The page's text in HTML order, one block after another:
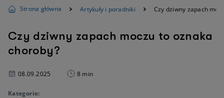
Strona główna Artykuły i poradniki Czy dziwny zapach
Czy dziwny zapach moczu to oznaka
choroby?
08.09.2025 8 min
Kategorie: